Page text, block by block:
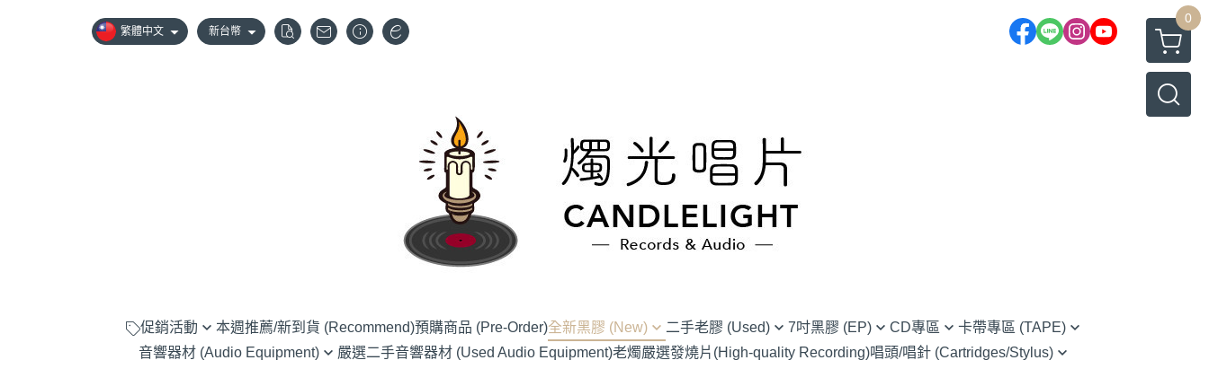
繁體中文 新台幣
0
促銷活動 本週推薦/新到貨 (Recommend)預購商品 (Pre-Order)全新黑膠 (New) 二手老膠 (Used) 7吋黑膠 (EP) CD專區 卡帶專區 (TAPE)
音響器材 (Audio Equipment) 嚴選二手音響器材 (Used Audio Equipment)老燭嚴選發燒片(High-quality Recording)唱頭/唱針 (Cartridges/Stylus)